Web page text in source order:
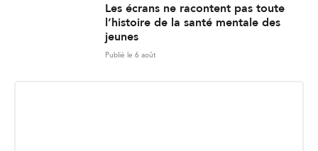
Les écrans ne racontent pas toute
l’histoire de la santé mentale des
jeunes
Publié le 6 août